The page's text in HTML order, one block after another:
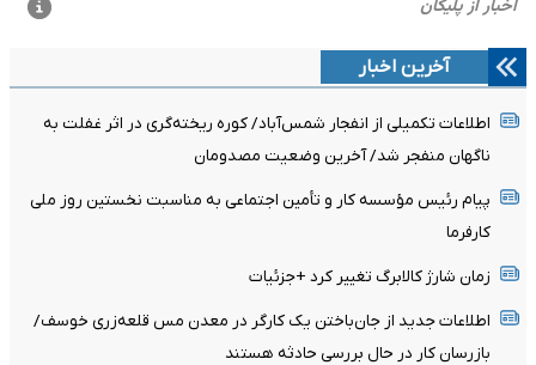
آخرین اخبار
اطلاعات تکمیلی از انفجار شمس‌آباد/ کوره ریخته‌گری در اثر غفلت به
ناگهان منفجر شد/ آخرین وضعیت مصدومان
پیام رئیس مؤسسه کار و تأمین اجتماعی به مناسبت نخستین روز ملی
کارفرما
زمان شارژ کالابرگ تغییر کرد +جزئیات
اطلاعات جدید از جان‌باختن یک کارگر در معدن مس قلعه‌زری خوسف/
بازرسان کار در حال بررسی حادثه هستند